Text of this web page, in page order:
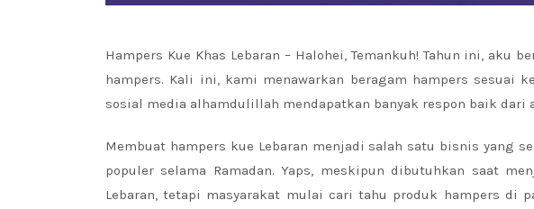
Hampers Kue Khas Lebaran – Halohei, Temankuh! Tahun ini, aku
hampers. Kali ini, kami menawarkan beragam hampers sesuai
sosial media alhamdulillah mendapatkan banyak respon baik dari
Membuat hampers kue Lebaran menjadi salah satu bisnis yang
populer selama Ramadan. Yaps, meskipun dibutuhkan saat
Lebaran, tetapi masyarakat mulai cari tahu produk hampers di